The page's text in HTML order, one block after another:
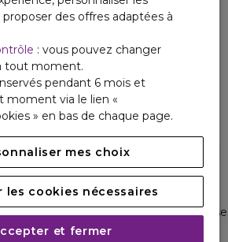
au beurre de kokkum
BOUCLES FABULEUSES
Soin lavant boucles
37,80 €
des offres adaptées à
: vous pouvez changer
tout moment.
pendant 6 mois et
moment via le lien «
» en bas de chaque page.
mes choix
les cookies nécessaires
et fermer